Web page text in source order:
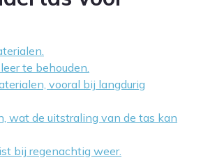
te behouden.
vooral bij langdurig
wat de uitstraling van de tas kan
bij regenachtig weer.